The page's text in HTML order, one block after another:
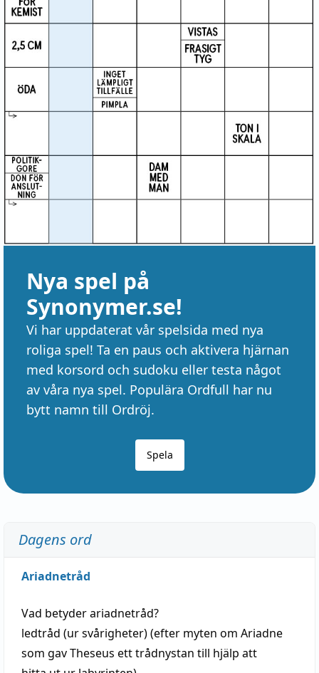
Nya spel på
Synonymer.se!
Vi har uppdaterat vår spelsida med nya
roliga spel! Ta en paus och aktivera hjärnan
med korsord och sudoku eller testa något
av våra nya spel. Populära Ordfull har nu
bytt namn till Ordröj.
Spela
Dagens ord
Ariadnetråd
Vad betyderariadnetråd?
ledtråd (ur svårigheter) (efter myten om Ariadne
som gav Theseus ett trådnystan till hjälp att